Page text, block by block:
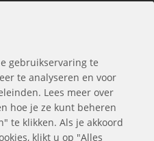
gebruikservaring te
te analyseren en voor
Lees meer over
hoe je ze kunt beheren
te klikken. Als je akkoord
klikt u op "Alles